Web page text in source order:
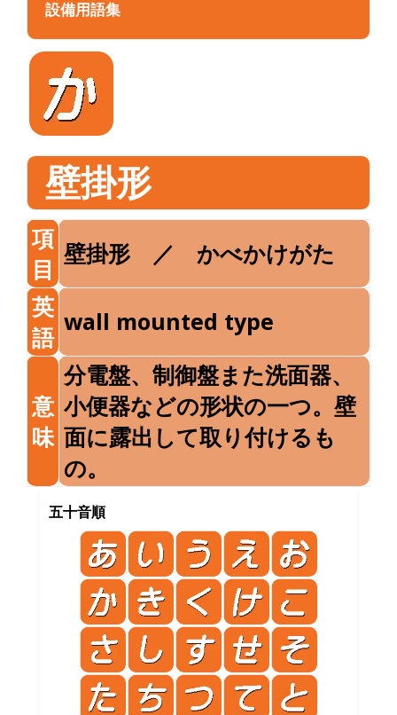
設備用語集
壁掛形
項
目
壁掛形 ／ かべかけがた
英
語
wall mounted type
意
味
分電盤、制御盤また洗面器、
小便器などの形状の一つ。壁
面に露出して取り付けるも
の。
五十音順